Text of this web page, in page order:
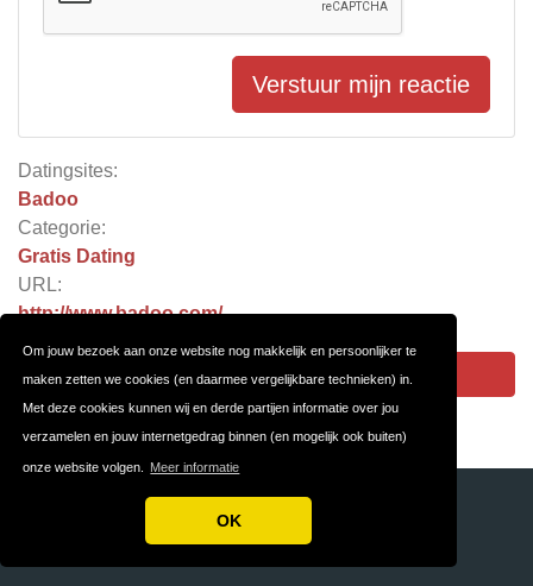
Om jouw bezoek aan onze website nog makkelijk en persoonlijker te
maken zetten we cookies (en daarmee vergelijkbare technieken) in.
Met deze cookies kunnen wij en derde partijen informatie over jou
verzamelen en jouw internetgedrag binnen (en mogelijk ook buiten)
onze website volgen. Meer informatie
OK
Datingsites:
Badoo
Categorie:
Gratis Dating
URL:
http://www.badoo.com/
Badoo
Verstuur mijn reactie
DATINGWEBSITES.NL